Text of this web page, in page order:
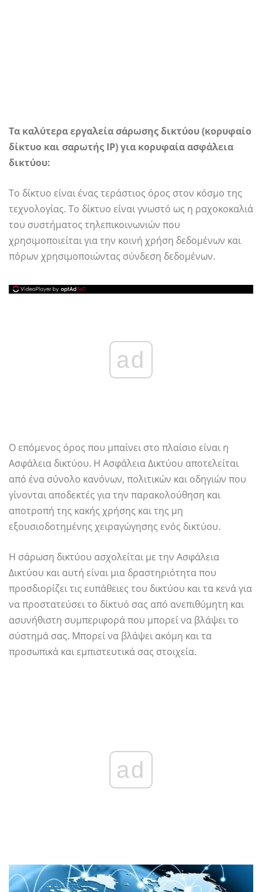
Τα καλύτερα εργαλεία σάρωσης δικτύου (κορυφαίο
δίκτυο και σαρωτής IP) για κορυφαία ασφάλεια
δικτύου:
Το δίκτυο είναι ένας τεράστιος όρος στον κόσμο της
τεχνολογίας. Το δίκτυο είναι γνωστό ως η ραχοκοκαλιά
του συστήματος τηλεπικοινωνιών που
χρησιμοποιείται για την κοινή χρήση δεδομένων και
πόρων χρησιμοποιώντας σύνδεση δεδομένων.
ad
Ο επόμενος όρος που μπαίνει στο πλαίσιο είναι η
Ασφάλεια δικτύου. Η Ασφάλεια Δικτύου αποτελείται
από ένα σύνολο κανόνων, πολιτικών και οδηγιών που
γίνονται αποδεκτές για την παρακολούθηση και
αποτροπή της κακής χρήσης και της μη
εξουσιοδοτημένης χειραγώγησης ενός δικτύου.
Η σάρωση δικτύου ασχολείται με την Ασφάλεια
Δικτύου και αυτή είναι μια δραστηριότητα που
προσδιορίζει τις ευπάθειες του δικτύου και τα κενά για
να προστατεύσει το δίκτυό σας από ανεπιθύμητη και
ασυνήθιστη συμπεριφορά που μπορεί να βλάψει το
σύστημά σας. Μπορεί να βλάψει ακόμη και τα
προσωπικά και εμπιστευτικά σας στοιχεία.
ad